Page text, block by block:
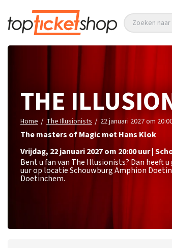
Zoeken
THE
Home / The Illusionists / 22 januari 2027 om
The masters of Magic met Hans Klok
vrijdag, 22 januari 2027 om 20:00uur|
Bent u fan van The Illusionists? Dan heeft
uur op locatie Schouwburg Amphion
Doetinchem.